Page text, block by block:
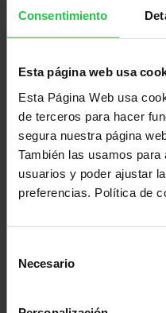
Consentimiento
Esta página web usa
Esta Página Web usa
de terceros para hacer
segura nuestra página
También las usamos
usuarios y poder ajustar
preferencias. Política de
Necesario
jubilación.
Ante esta realidad, la
la sede del Instituto
Trabajo (INSS) el
entorno laboral ante
elaborado junto con
Psicología. Este
de ofrecer
ante los desafíos
trabajadora es
laborales más
desarrollo del